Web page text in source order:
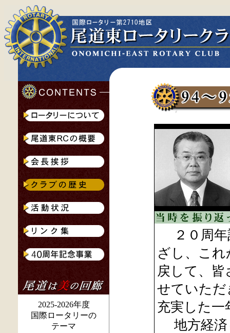
2025-2026年度
国際ロータリーの
テーマ
２０周年
ざし、こ
戻して、
せていただ
充実した
地方経済